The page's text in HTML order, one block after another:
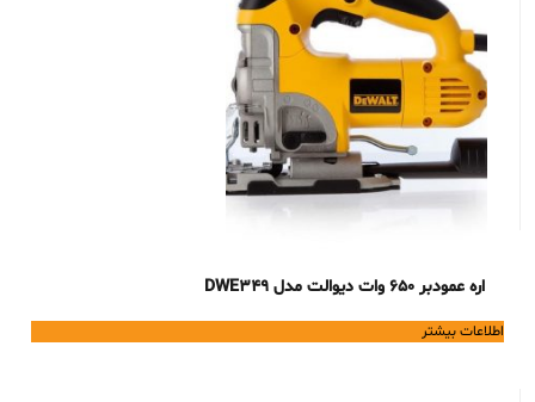
اره عمودبر 650 وات دیوالت مدل DWE349
اطلاعات بیشتر